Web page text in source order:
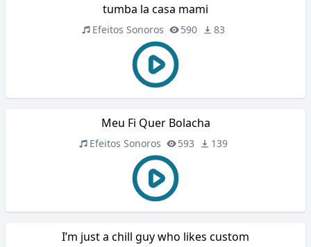
tumba la casa mami
Efeitos Sonoros 590 83
Meu Fi Quer Bolacha
Efeitos Sonoros 593 139
I’m just a chill guy who likes custom